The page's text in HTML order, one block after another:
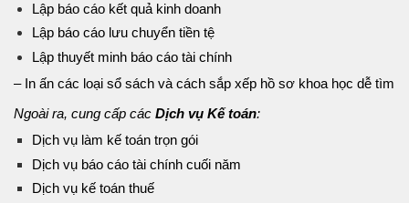
Lập báo cáo kết quả kinh doanh
Lập báo cáo lưu chuyển tiền tệ
Lập thuyết minh báo cáo tài chính
– In ấn các loại sổ sách và cách sắp xếp hồ sơ khoa học dễ tìm
Ngoài ra, cung cấp các Dịch vụ Kế toán:
Dịch vụ làm kế toán trọn gói
Dịch vụ báo cáo tài chính cuối năm
Dịch vụ kế toán thuế